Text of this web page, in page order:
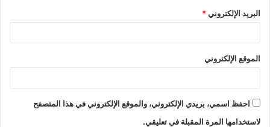
البريد الإلكتروني*
الموقع الإلكتروني
احفظ اسمي، بريدي الإلكتروني، والموقع الإلكتروني في هذا المتصفح
لاستخدامها المرة المقبلة في تعليقي.